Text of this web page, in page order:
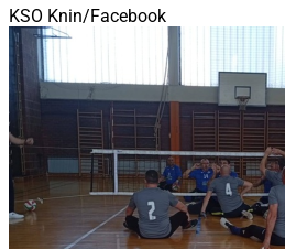
KSO Knin/Facebook